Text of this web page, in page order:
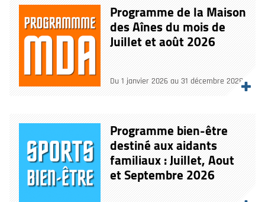
Programme de la Maison
des Aînes du mois de
Juillet et août 2026
Du 1 janvier 2026 au 31 décembre 2028
Programme bien-être
destiné aux aidants
familiaux : Juillet, Aout
et Septembre 2026